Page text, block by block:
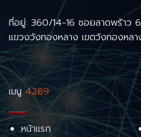
ที่อยู่: 360/14-16 ซอยลาดพร้าว
แขวงวังทองหลาง เขตวังทองหล
เมนู4289
หน้าแรก